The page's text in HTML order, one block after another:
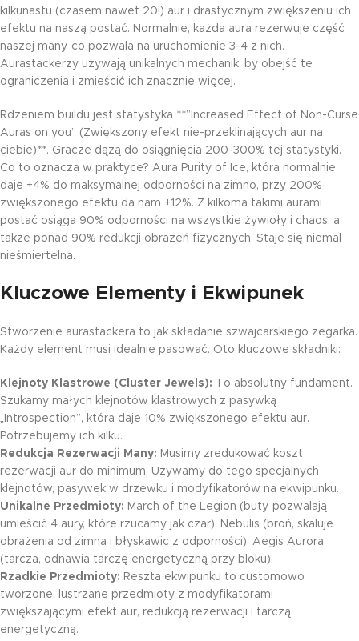
kilkunastu (czasem nawet 20!) aur i drastycznym zwiększeniu ich
efektu na naszą postać. Normalnie, każda aura rezerwuje część
naszej many, co pozwala na uruchomienie 3-4 z nich.
Aurastackerzy używają unikalnych mechanik, by obejść te
ograniczenia i zmieścić ich znacznie więcej.
Rdzeniem buildu jest statystyka **”Increased Effect of Non-Curse
Auras on you” (Zwiększony efekt nie-przeklinających aur na
ciebie)**. Gracze dążą do osiągnięcia 200-300% tej statystyki.
Co to oznacza w praktyce? Aura Purity of Ice, która normalnie
daje +4% do maksymalnej odporności na zimno, przy 200%
zwiększonego efektu da nam +12%. Z kilkoma takimi aurami
postać osiąga 90% odporności na wszystkie żywioły i chaos, a
także ponad 90% redukcji obrażeń fizycznych. Staje się niemal
nieśmiertelna.
Kluczowe Elementy i Ekwipunek
Stworzenie aurastackera to jak składanie szwajcarskiego zegarka.
Każdy element musi idealnie pasować. Oto kluczowe składniki:
Klejnoty Klastrowe (Cluster Jewels): To absolutny fundament.
Szukamy małych klejnotów klastrowych z pasywką
„Introspection”, która daje 10% zwiększonego efektu aur.
Potrzebujemy ich kilku.
Redukcja Rezerwacji Many: Musimy zredukować koszt
rezerwacji aur do minimum. Używamy do tego specjalnych
klejnotów, pasywek w drzewku i modyfikatorów na ekwipunku.
Unikalne Przedmioty: March of the Legion (buty, pozwalają
umieścić 4 aury, które rzucamy jak czar), Nebulis (broń, skaluje
obrażenia od zimna i błyskawic z odporności), Aegis Aurora
(tarcza, odnawia tarczę energetyczną przy bloku).
Rzadkie Przedmioty: Reszta ekwipunku to customowo
tworzone, lustrzane przedmioty z modyfikatorami
zwiększającymi efekt aur, redukcją rezerwacji i tarczą
energetyczną.